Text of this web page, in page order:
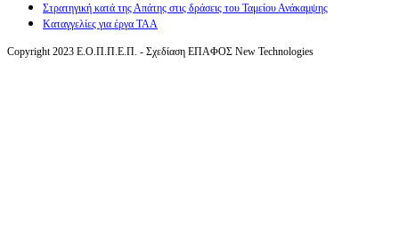
Στρατηγική κατά της Απάτης στις δράσεις του Ταμείου Ανάκαμψης
Καταγγελίες για έργα ΤΑΑ
Copyright 2023 Ε.Ο.Π.Π.Ε.Π. - Σχεδίαση ΕΠΑΦΟΣ New Technologies